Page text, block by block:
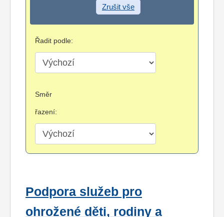
Zrušit vše
Řadit podle:
Směr
řazení:
Podpora služeb pro
ohrožené děti, rodiny a